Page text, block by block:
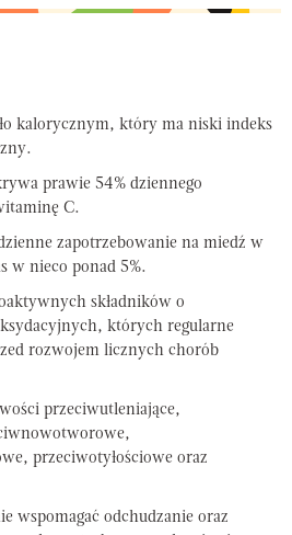
kalorycznym, który ma niski indeks
prawie 54% dziennego
C.
zapotrzebowanie na miedź w
w nieco ponad 5%.
składników o
których regularne
rozwojem licznych chorób
przeciwutleniające,
przeciwotyłościowe oraz
wspomagać odchudzanie oraz